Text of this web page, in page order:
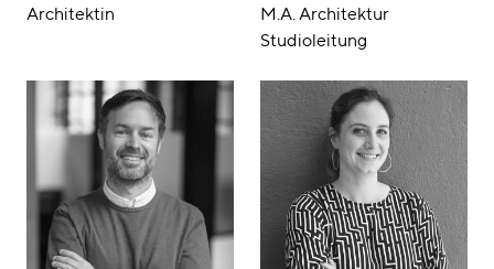
Architektin
M.A. Architektur
Studioleitung